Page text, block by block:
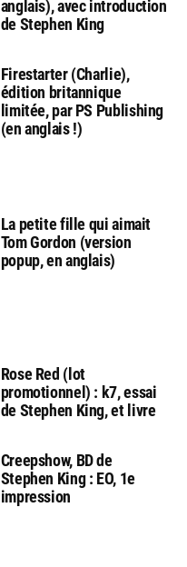
anglais), avec introduction
de Stephen King
Firestarter (Charlie),
édition britannique
limitée, par PS Publishing
(en anglais !)
La petite fille qui aimait
Tom Gordon (version
popup, en anglais)
Rose Red (lot
promotionnel) : k7, essai
de Stephen King, et livre
Creepshow, BD de
Stephen King : EO, 1e
impression